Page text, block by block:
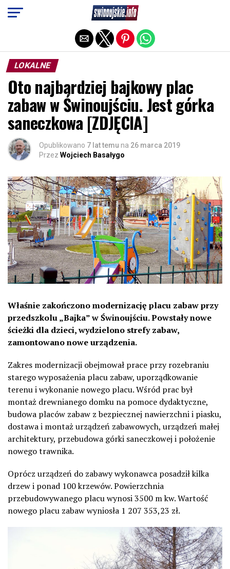
LOKALNE
Oto najbardziej bajkowy plac
zabaw w Świnoujściu. Jest górka
saneczkowa [ZDJĘCIA]
Opublikowano 7 lat temu na 26 marca 2019
Przez Wojciech Basałygo
Właśnie zakończono modernizację placu zabaw przy
przedszkolu „Bajka” w Świnoujściu. Powstały nowe
ścieżki dla dzieci, wydzielono strefy zabaw,
zamontowano nowe urządzenia.
Zakres modernizacji obejmował prace przy rozebraniu
starego wyposażenia placu zabaw, uporządkowanie
terenu i wykonanie nowego placu. Wśród prac był
montaż drewnianego domku na pomoce dydaktyczne,
budowa placów zabaw z bezpiecznej nawierzchni i piasku,
dostawa i montaż urządzeń zabawowych, urządzeń małej
architektury, przebudowa górki saneczkowej i położenie
nowego trawnika.
Oprócz urządzeń do zabawy wykonawca posadził kilka
drzew i ponad 100 krzewów. Powierzchnia
przebudowywanego placu wynosi 3500 m kw. Wartość
nowego placu zabaw wyniosła 1 207 353,23 zł.
Exit mobile version